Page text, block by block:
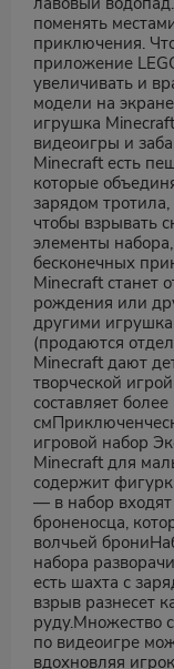
поменять
приключения.
приложение
увеличивать и
модели на
игрушка
видеоигры и
Minecraft есть
которые
зарядом
чтобы взрывать
элементы
бесконечных
Minecraft станет
рождения или
другими
(продаются
Minecraft дают
творческой
составляет
игровой набор
Minecraft для
содержит
— в набор
броненосца,
волчьей
набора
есть шахта с
взрыв разнесет
руду.Множество
по видеоигре
вдохновляя